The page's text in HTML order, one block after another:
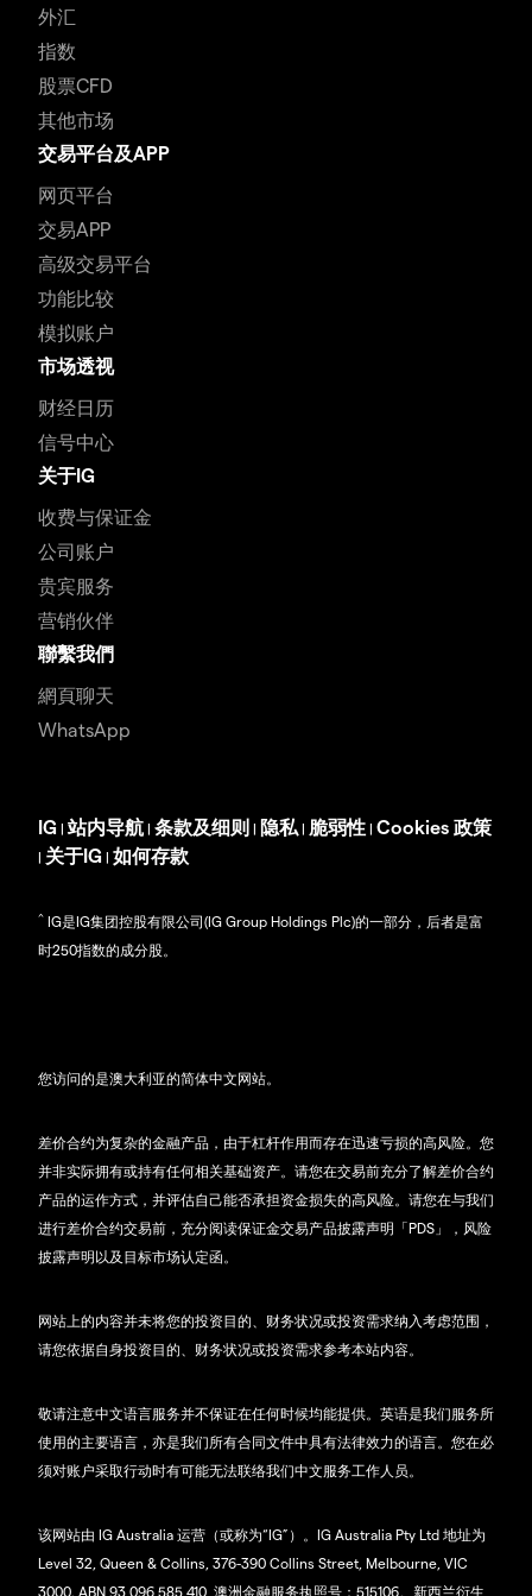
外汇
指数
股票CFD
其他市场
交易平台及APP
网页平台
交易APP
高级交易平台
功能比较
模拟账户
市场透视
财经日历
信号中心
关于IG
收费与保证金
公司账户
贵宾服务
营销伙伴
聯繫我們
網頁聊天
WhatsApp
IG |站内导航 | 条款及细则 | 隐私 | 脆弱性 | Cookies 政策
| 关于IG | 如何存款
^ IG是IG集团控股有限公司(IG Group Holdings Plc)的一部分，后者是富
时250指数的成分股。
您访问的是澳大利亚的简体中文网站。
差价合约为复杂的金融产品，由于杠杆作用而存在迅速亏损的高风险。您
并非实际拥有或持有任何相关基础资产。请您在交易前充分了解差价合约
产品的运作方式，并评估自己能否承担资金损失的高风险。请您在与我们
进行差价合约交易前，充分阅读保证金交易产品披露声明「PDS」，风险
披露声明以及目标市场认定函。
网站上的内容并未将您的投资目的、财务状况或投资需求纳入考虑范围，
请您依据自身投资目的、财务状况或投资需求参考本站内容。
敬请注意中文语言服务并不保证在任何时候均能提供。英语是我们服务所
使用的主要语言，亦是我们所有合同文件中具有法律效力的语言。您在必
须对账户采取行动时有可能无法联络我们中文服务工作人员。
该网站由 IG Australia 运营（或称为“IG”）。IG Australia Pty Ltd 地址为
Level 32, Queen & Collins, 376-390 Collins Street, Melbourne, VIC
3000. ABN 93 096 585 410, 澳洲金融服务执照号：515106。新西兰衍生